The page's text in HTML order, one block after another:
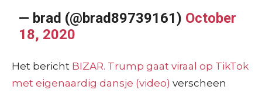
— brad (@brad89739161) October
18, 2020
Het bericht BIZAR. Trump gaat viraal op TikTok
met eigenaardig dansje (video) verscheen